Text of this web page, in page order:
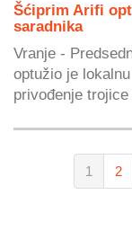
Šćiprim Arifi
saradnika
Vranje -
optužio je
privođenje
1 2